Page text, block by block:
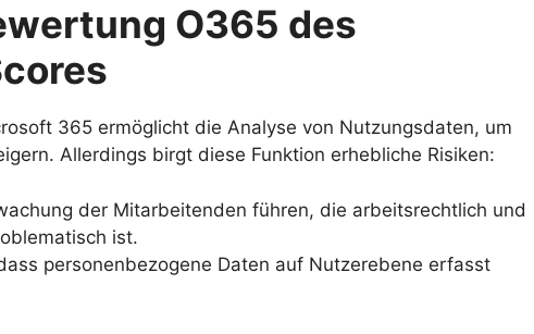
O365 des
365 ermöglicht die Analyse von Nutzungsdaten, um
Allerdings birgt diese Funktion erhebliche Risiken:
der Mitarbeitenden führen, die arbeitsrechtlich und
ist.
personenbezogene Daten auf Nutzerebene erfasst